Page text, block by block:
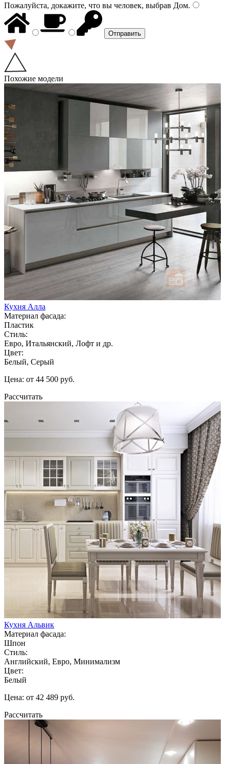
Пожалуйста, докажите, что вы человек, выбрав Дом.
Похожие модели
Кухня Алла
Материал фасада:
Пластик
Стиль:
Евро, Итальянский, Лофт и др.
Цвет:
Белый, Серый
Цена: от 44 500 руб.
Рассчитать
Кухня Альвик
Материал фасада:
Шпон
Стиль:
Английский, Евро, Минимализм
Цвет:
Белый
Цена: от 42 489 руб.
Рассчитать